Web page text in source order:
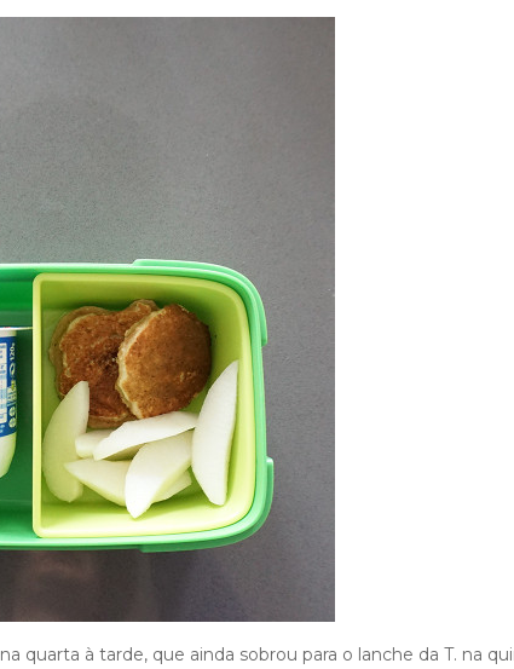
na quarta à tarde, que ainda sobrou para o lanche da T. na